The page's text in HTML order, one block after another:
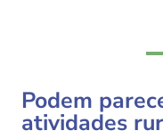
Podem
atividades